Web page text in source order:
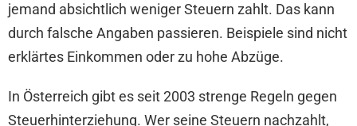
jemand absichtlich weniger Steuern zahlt. Das kann
durch falsche Angaben passieren. Beispiele sind nicht
erklärtes Einkommen oder zu hohe Abzüge.
In Österreich gibt es seit 2003 strenge Regeln gegen
Steuerhinterziehung. Wer seine Steuern nachzahlt,